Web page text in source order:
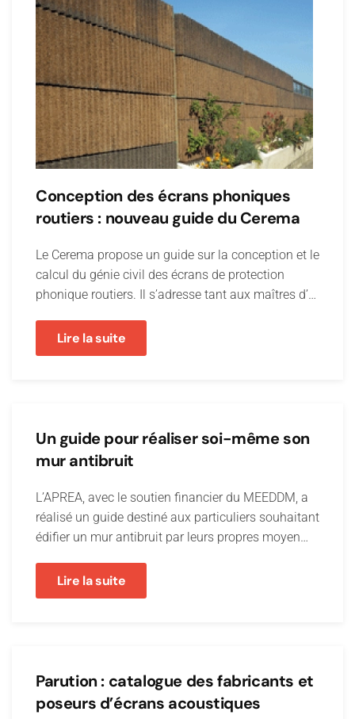
Conception des écrans phoniques
routiers : nouveau guide du Cerema
Le Cerema propose un guide sur la conception et le
calcul du génie civil des écrans de protection
phonique routiers. Il s’adresse tant aux maîtres d’…
Lire la suite
Un guide pour réaliser soi-même son
mur antibruit
L’APREA, avec le soutien financier du MEEDDM, a
réalisé un guide destiné aux particuliers souhaitant
édifier un mur antibruit par leurs propres moyen…
Lire la suite
Parution : catalogue des fabricants et
poseurs d’écrans acoustiques